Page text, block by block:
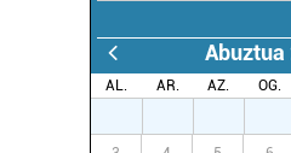
Abuztua
AL. AR. AZ. OG.